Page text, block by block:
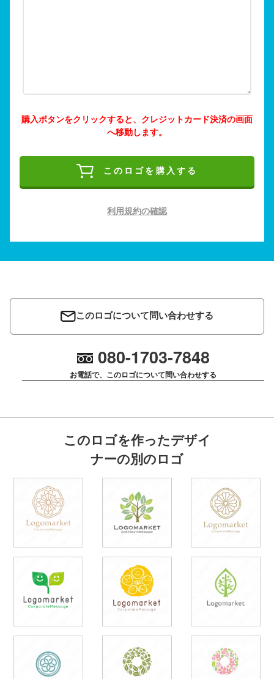
購入ボタンをクリックすると、クレジットカード決済の画面
へ移動します。
このロゴを購入する
利用規約の確認
このロゴについて問い合わせする
080-1703-7848
お電話で、このロゴについて問い合わせする
このロゴを作ったデザイ
ナーの別のロゴ